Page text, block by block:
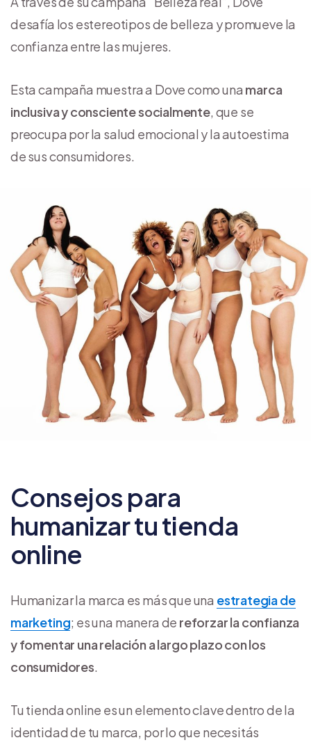
desafía los estereotipos de belleza y promueve la
confianza entre las mujeres.
Esta campaña muestra a Dove como una marca
inclusiva y consciente socialmente, que se
preocupa por la salud emocional y la autoestima
de sus consumidores.
Consejos para
humanizar tu tienda
online
Humanizar la marca es más que una estrategia de
marketing; es una manera de reforzar la confianza
y fomentar una relación a largo plazo con los
consumidores.
Tu tienda online es un elemento clave dentro de la
identidad de tu marca, por lo que necesitás